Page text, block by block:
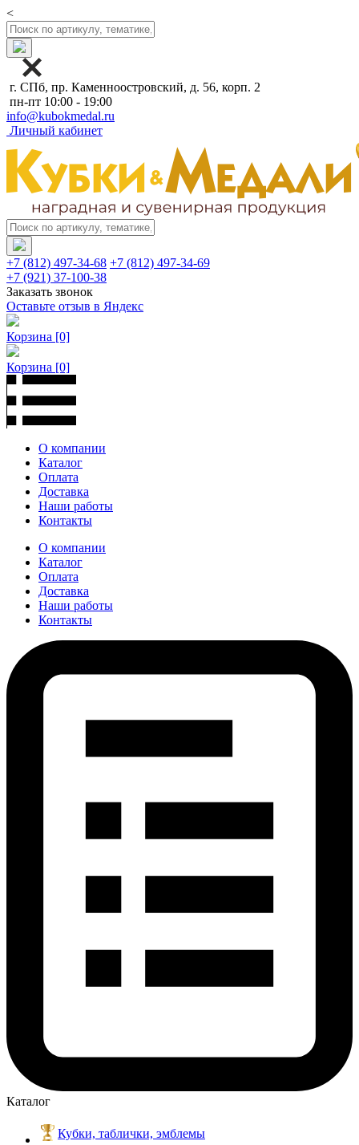
<
г. СПб, пр. Каменноостровский, д. 56, корп. 2
пн-пт 10:00 - 19:00
info@kubokmedal.ru
Личный кабинет
+7 (812) 497-34-68 +7 (812) 497-34-69
+7 (921) 37-100-38
Заказать звонок
Оставьте отзыв в Яндекс
Корзина [0]
Корзина [0]
О компании
Каталог
Оплата
Доставка
Наши работы
Контакты
О компании
Каталог
Оплата
Доставка
Наши работы
Контакты
Каталог
Кубки, таблички, эмблемы